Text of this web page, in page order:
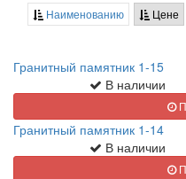
Наименованию Цене
Гранитный памятник 1-15
В наличии
Гранитный памятник 1-14
В наличии